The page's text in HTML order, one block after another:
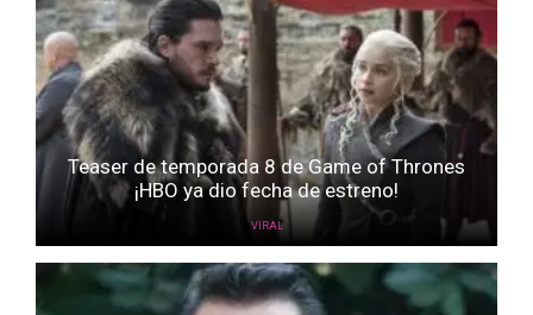
Teaser de temporada 8 de Game of Thrones
¡HBO ya dio fecha de estreno!
VIRAL